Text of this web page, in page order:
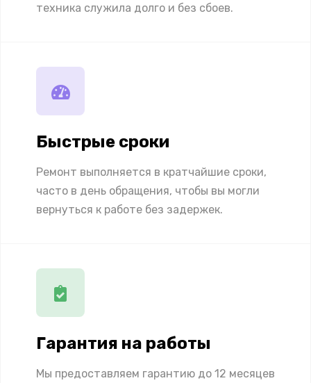
техника служила долго и без сбоев.
Быстрые сроки
Ремонт выполняется в кратчайшие сроки,
часто в день обращения, чтобы вы могли
вернуться к работе без задержек.
Гарантия на работы
Мы предоставляем гарантию до 12 месяцев